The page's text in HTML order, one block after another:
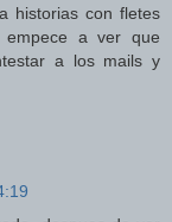
historias con fletes
empece a ver que
a los mails y